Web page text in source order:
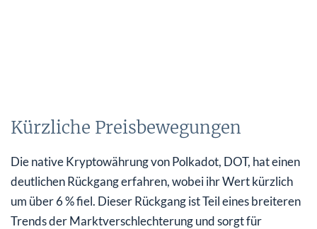
Kürzliche Preisbewegungen
Die native Kryptowährung von Polkadot, DOT, hat einen
deutlichen Rückgang erfahren, wobei ihr Wert kürzlich
um über 6 % fiel. Dieser Rückgang ist Teil eines breiteren
Trends der Marktverschlechterung und sorgt für